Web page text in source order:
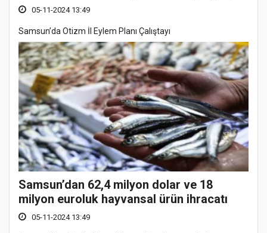
05-11-2024 13:49
Samsun’da Otizm İl Eylem Planı Çalıştayı
Samsun’dan 62,4 milyon dolar ve 18
milyon euroluk hayvansal ürün ihracatı
05-11-2024 13:49